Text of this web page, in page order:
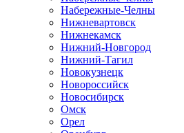
Набережные-Челны
Нижневартовск
Нижнекамск
Нижний-Новгород
Нижний-Тагил
Новокузнецк
Новороссийск
Новосибирск
Омск
Орел